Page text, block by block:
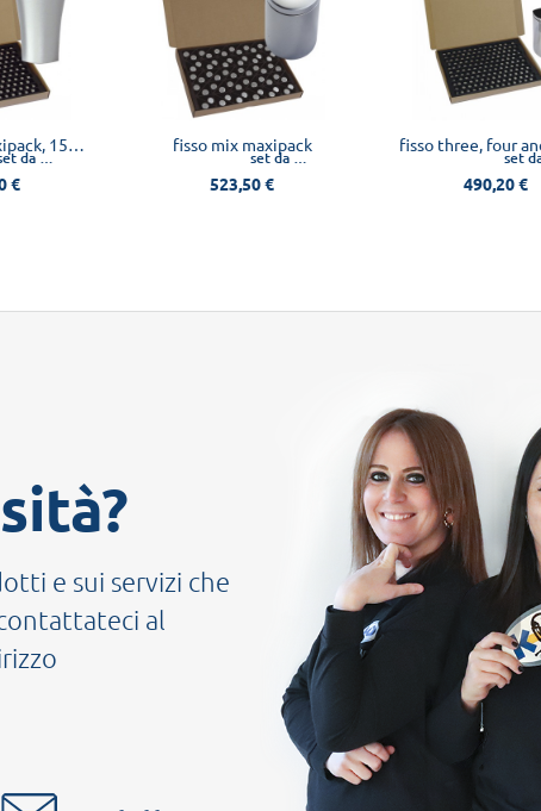
fisso rapid maxipack, 154pz
€
set da 154 pz
fisso mix maxipack
523,50 €
set da 154 pz
490,20 €
e sui servizi che
al